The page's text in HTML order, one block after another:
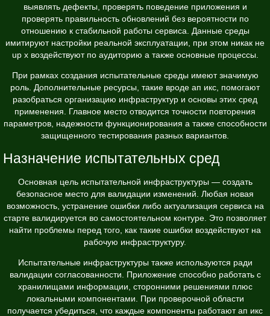
выявлять дефекты, проверять поведение приложения и
проверять правильность обновлений без вероятности по
отношению к стабильной работы сервиса. Данные среды
имитируют настройки реальной эксплуатации, при этом никак не
up x воздействуют по аудиторию а также основные процессы.
При рамках создания испытательные среды имеют значимую
роль. Дополнительные ресурсы, такие вроде ап икс , помогают
разобраться организацию инфраструктур и основы этих сред
применения. Главное место отводится точности повторения
параметров, надежности функционирования а также способности
защищенного тестирования разных вариантов.
Назначение испытательных сред
Основная цель испытательной инфраструктуры — создать
безопасное место для валидации изменений. Любая новая
возможность, устранение ошибки либо актуализация сервиса на
старте валидируется во самостоятельном контуре. Это позволяет
найти проблемы перед того, как такие ошибки воздействуют на
рабочую инфраструктуру.
Испытательные инфраструктуры также используются ради
валидации согласованности. Приложение способно работать с
хранилищами информации, сторонними решениями плюс
локальными компонентами. При проверочной области
получается убедиться, что каждые компоненты работают ап икс